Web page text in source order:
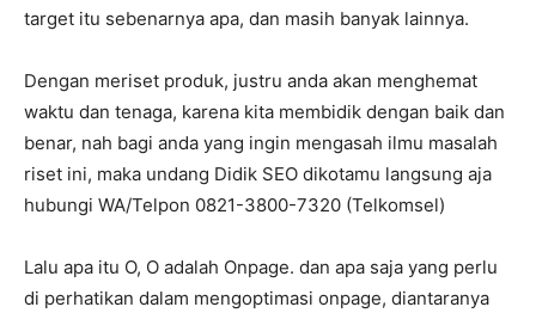
target itu sebenarnya apa, dan masih banyak lainnya.
Dengan meriset produk, justru anda akan menghemat
waktu dan tenaga, karena kita membidik dengan baik dan
benar, nah bagi anda yang ingin mengasah ilmu masalah
riset ini, maka undang Didik SEO dikotamu langsung aja
hubungi WA/Telpon 0821-3800-7320 (Telkomsel)
Lalu apa itu O, O adalah Onpage. dan apa saja yang perlu
di perhatikan dalam mengoptimasi onpage, diantaranya